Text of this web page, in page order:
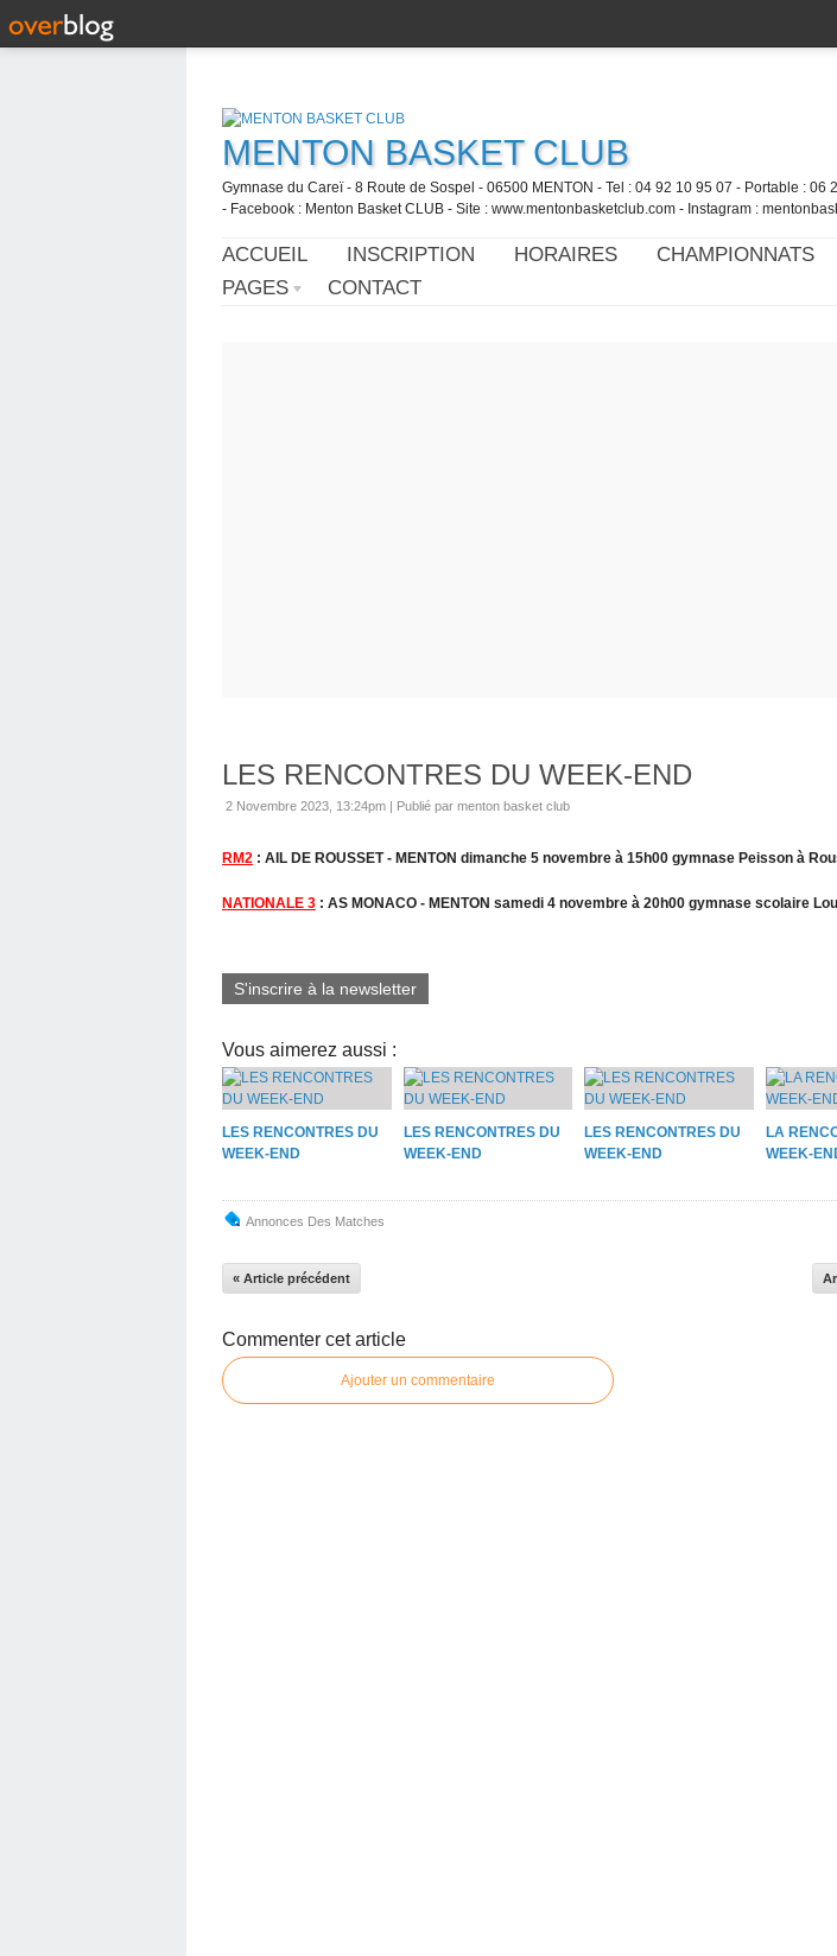
MENTON BASKET CLUB
Gymnase du Careï - 8 Route de Sospel - 06500 MENTON - Tel : 04 92 10 95 07 - Portable :
- Facebook : Menton Basket CLUB - Site : www.mentonbasketclub.com - Instagram :
ACCUEIL INSCRIPTION HORAIRES CHAMPIONNATS
PAGES
CONTACT
LES RENCONTRES DU WEEK-END
2 Novembre 2023, 13:24pm | Publié par menton basket club
RM2 : AIL DE ROUSSET - MENTON dimanche 5 novembre à 15h00 gymnase Peisson à
NATIONALE 3 : AS MONACO - MENTON samedi 4 novembre à 20h00 gymnase scolaire
S'inscrire à la newsletter
Vous aimerez aussi :
LES RENCONTRES DU
WEEK-END
LES RENCONTRES DU
WEEK-END
LES RENCONTRES DU
WEEK-END
LA
WEEK-
Annonces Des Matches
« Article précédent
Commenter cet article
Ajouter un commentaire